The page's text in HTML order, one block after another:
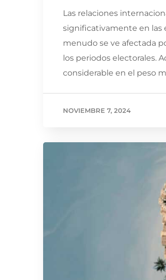
Las relaciones
significativamente en las
menudo se ve afectada
los periodos electorales.
considerable en el peso
NOVIEMBRE 7, 2024